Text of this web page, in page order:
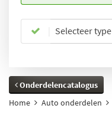
Selecteer type
Onderdelencatalogus
Home
Auto onderdelen